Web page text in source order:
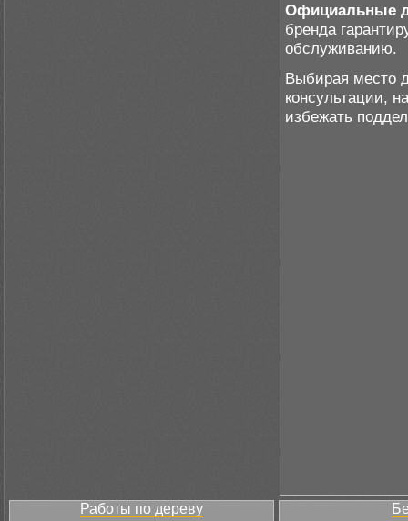
Официальные
бренда
обслуживанию.
Выбирая место
консультации,
избежать
Работы по дереву